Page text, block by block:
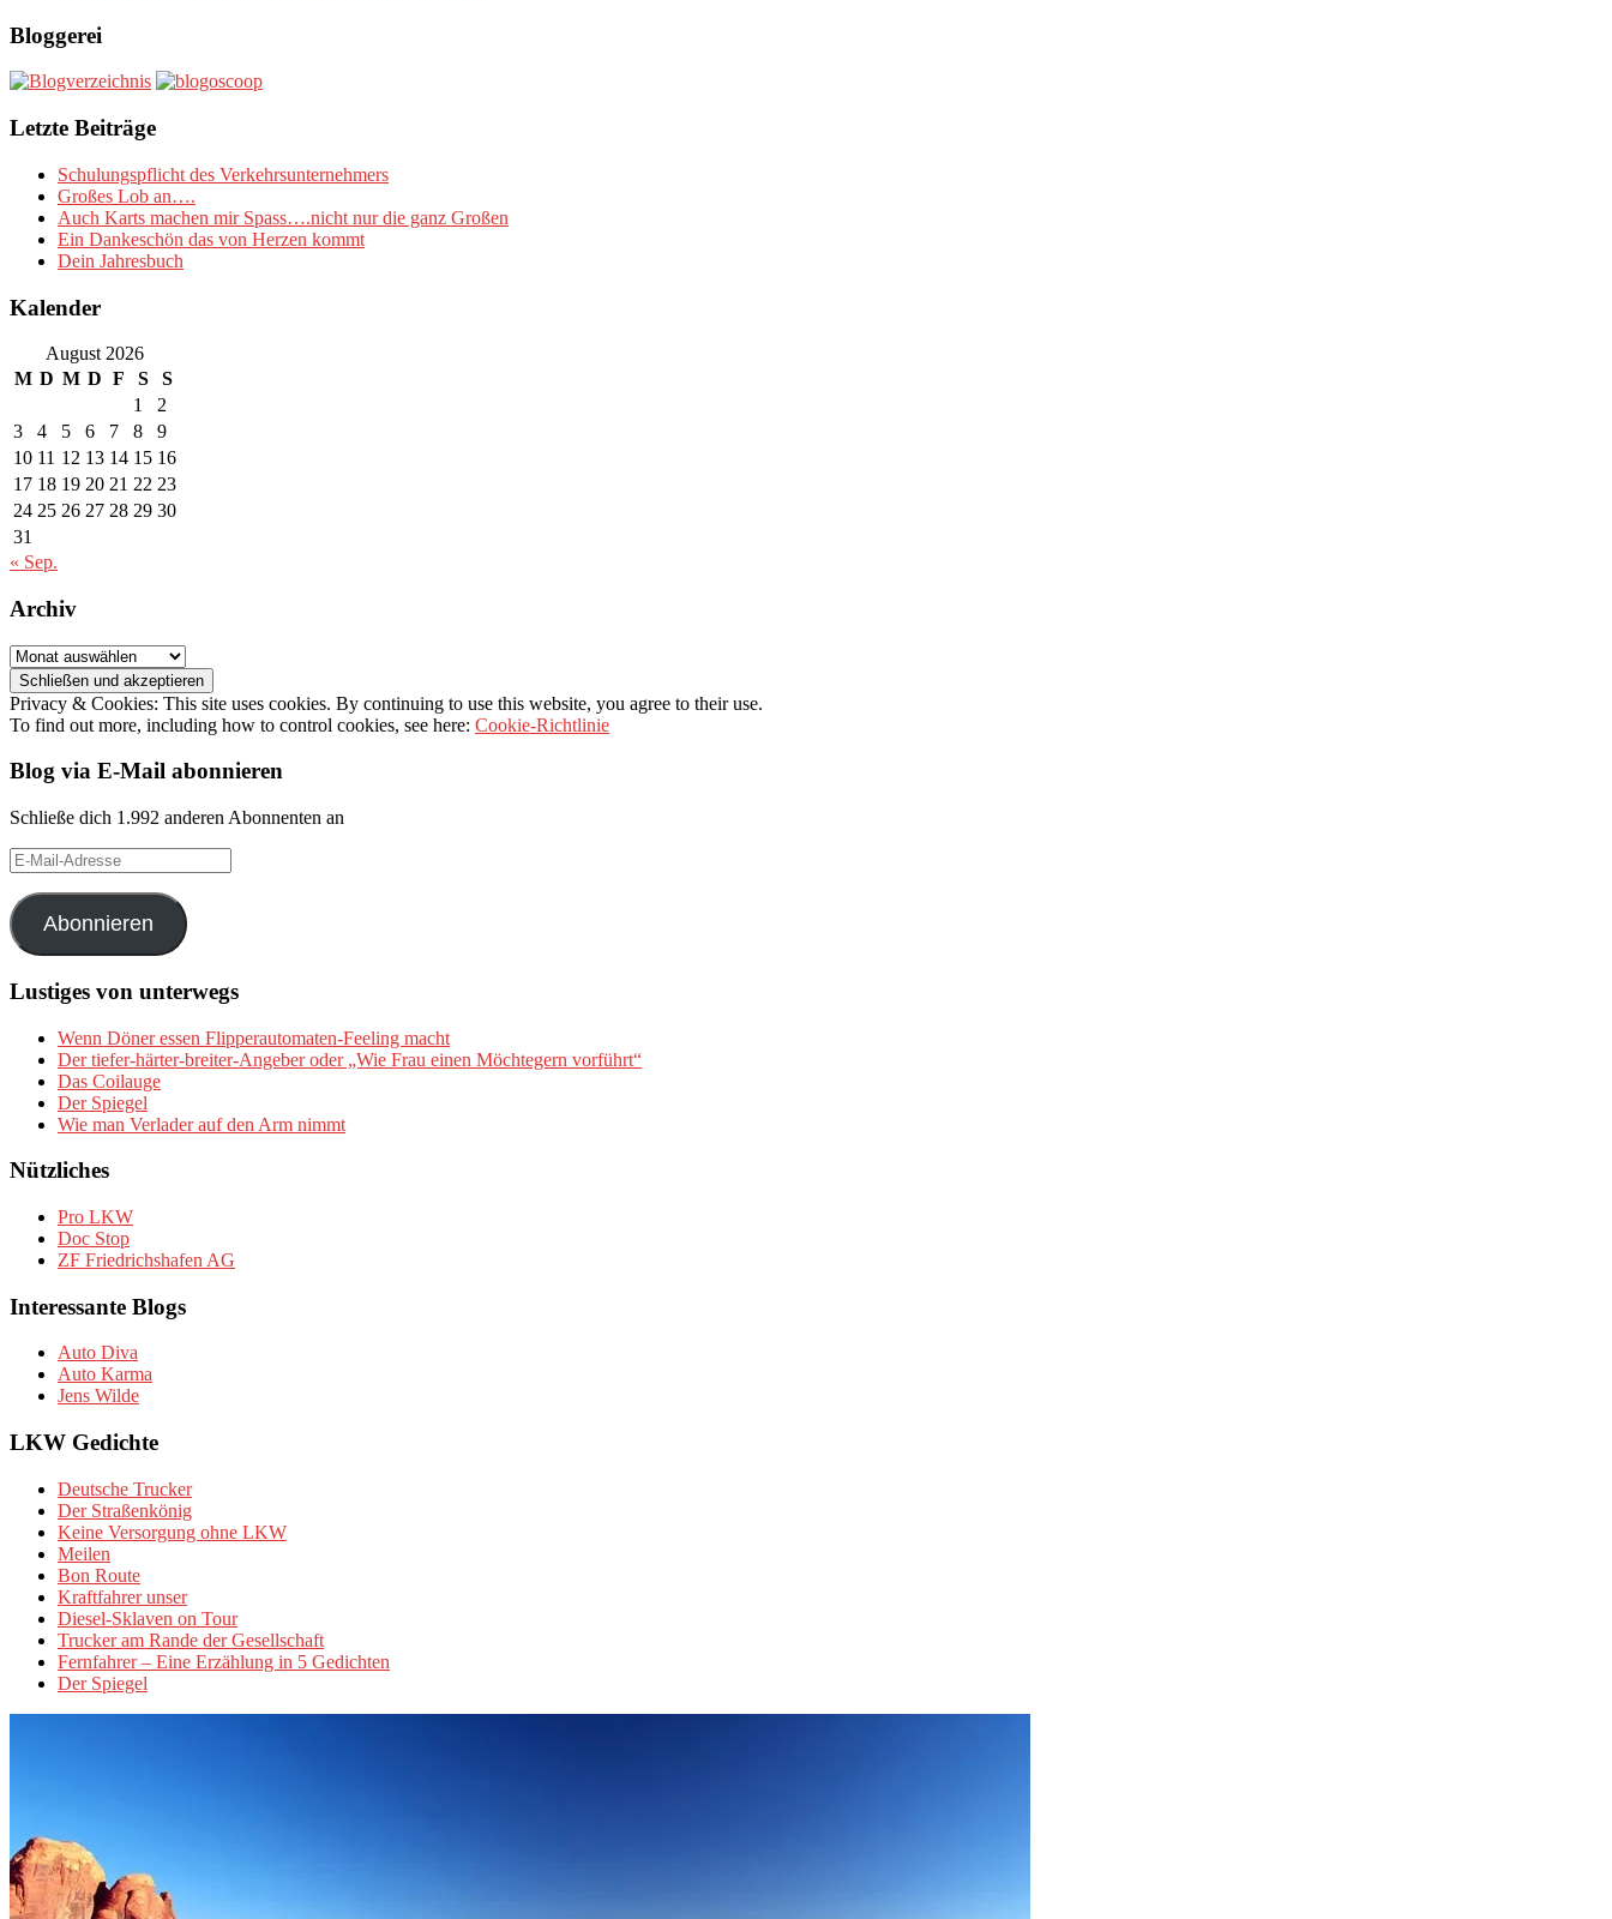
Bloggerei
Letzte Beiträge
Schulungspflicht des Verkehrsunternehmers
Großes Lob an….
Auch Karts machen mir Spass….nicht nur die ganz Großen
Ein Dankeschön das von Herzen kommt
Dein Jahresbuch
Kalender
August 2026
M D M D F S
S
1
2
3
4 5 6 7 8
9
10 11 12 13 14 15 16
17 18 19 20 21 22 23
24 25 26 27 28 29 30
31
« Sep.
Archiv
Archiv
Privacy & Cookies: This site uses cookies. By continuing to use this website, you agree to their use.
To find out more, including how to control cookies, see here: Cookie-Richtlinie
Blog via E-Mail abonnieren
Schließe dich 1.992 anderen Abonnenten an
E-
Mail-
Adresse
Abonnieren
Lustiges von unterwegs
Wenn Döner essen Flipperautomaten-Feeling macht
Der tiefer-härter-breiter-Angeber oder „Wie Frau einen Möchtegern vorführt“
Das Coilauge
Der Spiegel
Wie man Verlader auf den Arm nimmt
Nützliches
Pro LKW
Doc Stop
ZF Friedrichshafen AG
Interessante Blogs
Auto Diva
Auto Karma
Jens Wilde
LKW Gedichte
Deutsche Trucker
Der Straßenkönig
Keine Versorgung ohne LKW
Meilen
Bon Route
Kraftfahrer unser
Diesel-Sklaven on Tour
Trucker am Rande der Gesellschaft
Fernfahrer – Eine Erzählung in 5 Gedichten
Der Spiegel